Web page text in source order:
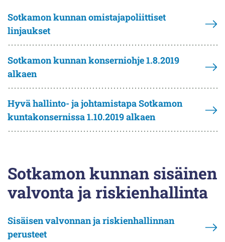
Sotkamon kunnan omistajapoliittiset
linjaukset
Sotkamon kunnan konserniohje 1.8.2019
alkaen
Hyvä hallinto- ja johtamistapa Sotkamon
kuntakonsernissa 1.10.2019 alkaen
Sotkamon kunnan sisäinen
valvonta ja riskienhallinta
Sisäisen valvonnan ja riskienhallinnan
perusteet